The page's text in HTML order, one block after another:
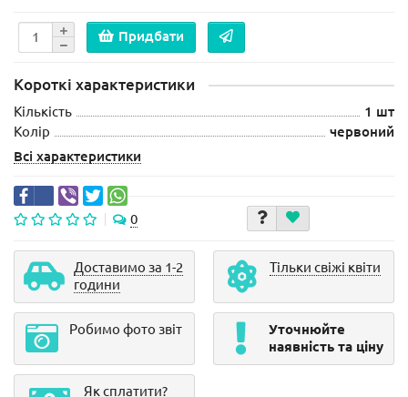
Придбати
Короткі характеристики
Кількість
1 шт
Колір
червоний
Всі характеристики
0
Доставимо за 1-2
години
Тільки свіжі квіти
Робимо фото звіт
Уточнюйте
наявність та ціну
Як сплатити?